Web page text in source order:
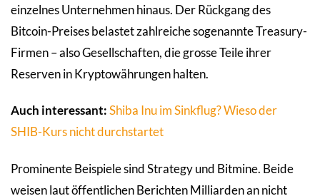
einzelnes Unternehmen hinaus. Der Rückgang des
Bitcoin-Preises belastet zahlreiche sogenannte Treasury-
Firmen – also Gesellschaften, die grosse Teile ihrer
Reserven in Kryptowährungen halten.
Auch interessant:Shiba Inu im Sinkflug? Wieso der
SHIB-Kurs nicht durchstartet
Prominente Beispiele sind Strategy und Bitmine. Beide
weisen laut öffentlichen Berichten Milliarden an nicht